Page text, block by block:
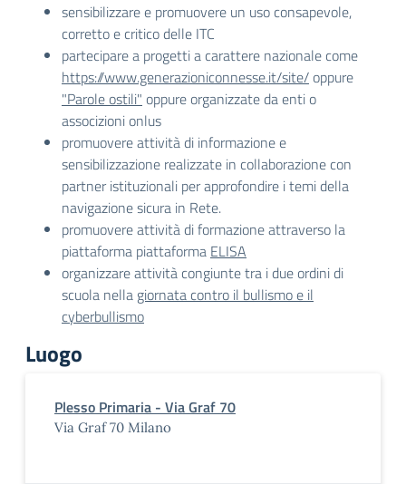
sensibilizzare e promuovere un uso consapevole,
corretto e critico delle ITC
partecipare a progetti a carattere nazionale come
https://www.generazioniconnesse.it/site/ oppure
"Parole ostili" oppure organizzate da enti o
associzioni onlus
promuovere attività di informazione e
sensibilizzazione realizzate in collaborazione con
partner istituzionali per approfondire i temi della
navigazione sicura in Rete.
promuovere attività di formazione attraverso la
piattaforma piattaforma ELISA
organizzare attività congiunte tra i due ordini di
scuola nella giornata contro il bullismo e il
cyberbullismo
Luogo
Plesso Primaria - Via Graf 70
Via Graf 70 Milano